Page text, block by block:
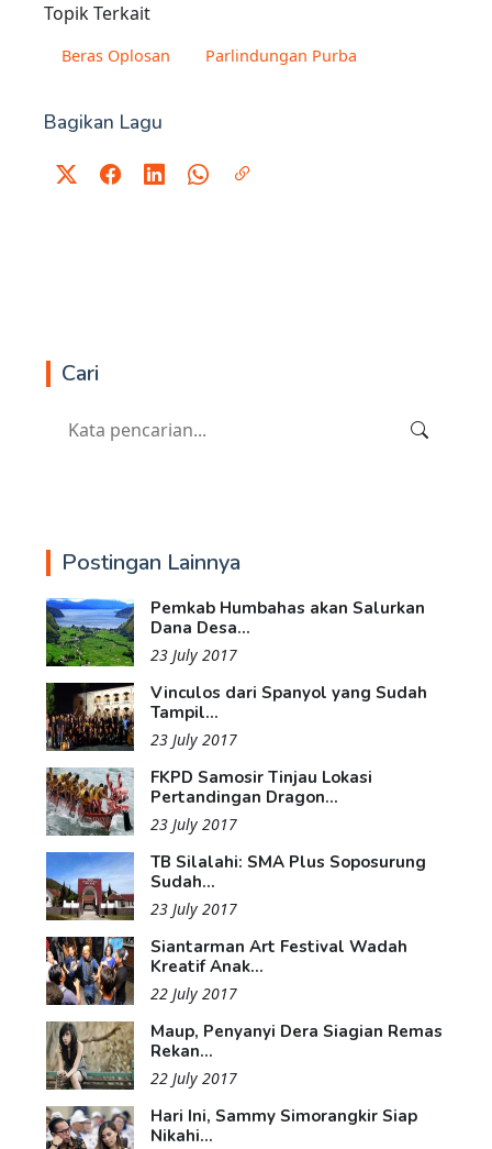
Topik Terkait
Beras Oplosan Parlindungan Purba
Bagikan Lagu
Cari
Postingan Lainnya
Pemkab Humbahas akan Salurkan
Dana Desa...
23 July 2017
Vinculos dari Spanyol yang Sudah
Tampil...
23 July 2017
FKPD Samosir Tinjau Lokasi
Pertandingan Dragon...
23 July 2017
TB Silalahi: SMA Plus Soposurung
Sudah...
23 July 2017
Siantarman Art Festival Wadah
Kreatif Anak...
22 July 2017
Maup, Penyanyi Dera Siagian Remas
Rekan...
22 July 2017
Hari Ini, Sammy Simorangkir Siap
Nikahi...